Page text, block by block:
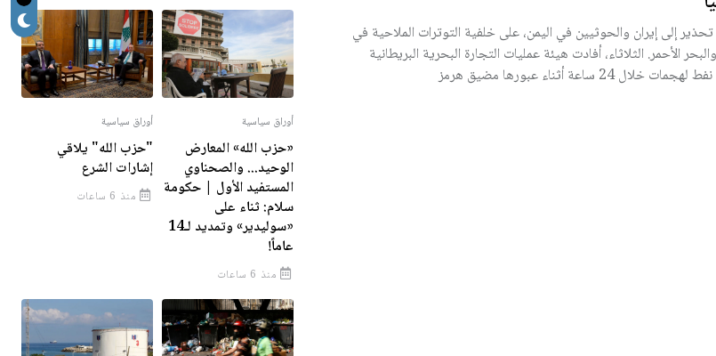
إلى إيران والحوثيين في اليمن، على خلفية التوترات الملاحية في
الأحمر. الثلاثاء، أفادت هيئة عمليات التجارة البحرية البريطانية
24 ساعة أثناء عبورها مضيق هرمز
أوراق سياسية
«حزب الله» المعارض
الوحيد... والصحناوي
المستفيد الأول | حكومة
سلام: ثناء على
«سوليدير» وتمديد لـ14
عاماً!
منذ 6 ساعات
أوراق سياسية
"حزب الله" يلاقي
إشارات الشرع
منذ 6 ساعات